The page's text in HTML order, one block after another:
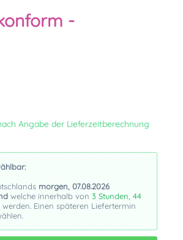
-
Angabe der Lieferzeitberechnung
morgen, 07.08.2026
welche innerhalb von3 Stunden, 44
Einen späteren Liefertermin